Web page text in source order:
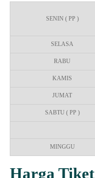
SENIN ( PP )
SELASA
RABU
KAMIS
JUMAT
SABTU ( PP )
MINGGU
Harga Tiket